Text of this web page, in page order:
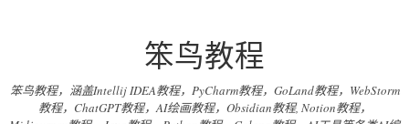
笨鸟教程
笨鸟教程，涵盖Intellij IDEA教程，PyCharm教程，GoLand教程，WebStorm
教程，ChatGPT教程，AI绘画教程，Obsidian教程, Notion教程，